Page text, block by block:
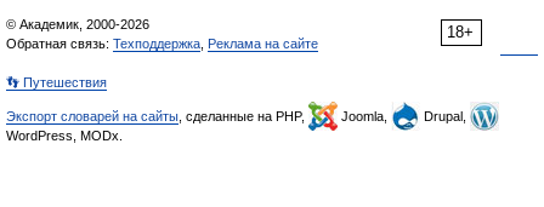
18+
© Академик, 2000-2026
Обратная связь: Техподдержка Реклама на сайте
👣 Путешествия
Экспорт словарей на сайты , сделанные на PHP, Joomla,
Drupal,
WordPress, MODx.